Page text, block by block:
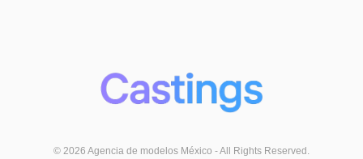
© 2026 Agencia de modelos México - All Rights Reserved.